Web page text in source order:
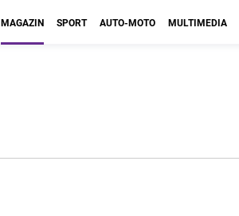
MAGAZIN SPORT AUTO-MOTO MULTIMEDIA